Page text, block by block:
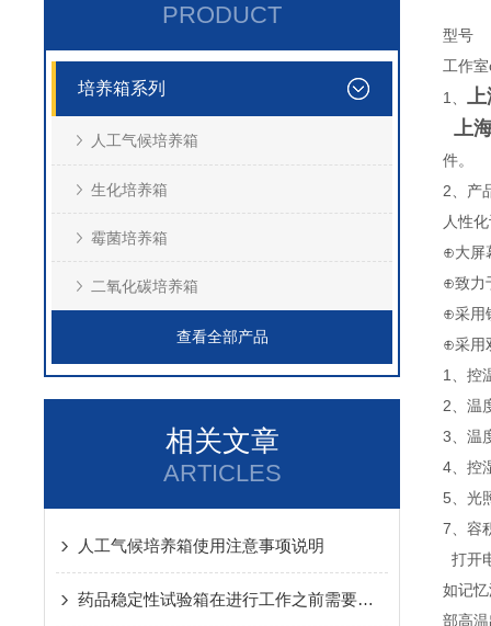
PRODUCT
培养箱系列
人工气候培养箱
生化培养箱
霉菌培养箱
二氧化碳培养箱
查看全部产品
相关文章
ARTICLES
人工气候培养箱使用注意事项说明
药品稳定性试验箱在进行工作之前需要做好哪些准备？
型号
工作
1、 上
上
件。
2、 产
人性
⊕大屏
⊕致力
⊕采用
⊕采用
1、控
2、温
3、温
4、控
5、光
7、容
打开
如记
部高